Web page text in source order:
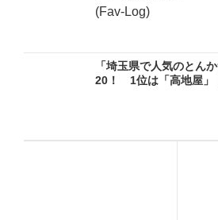
(Fav-Log)
「埼玉県で人気のとん
20！ 1位は「高地屋」